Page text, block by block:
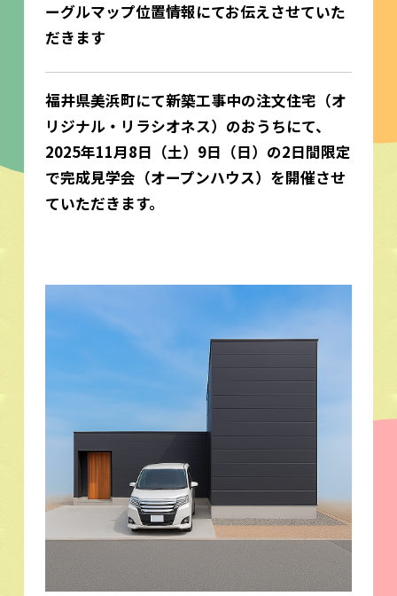
ーグルマップ位置情報にてお伝えさせていた
だきます
福井県美浜町にて新築工事中の注文住宅（オ
リジナル・リラシオネス）のおうちにて、
2025年11月8日（土）9日（日）の2日間限定
で完成見学会（オープンハウス）を開催させ
ていただきます。